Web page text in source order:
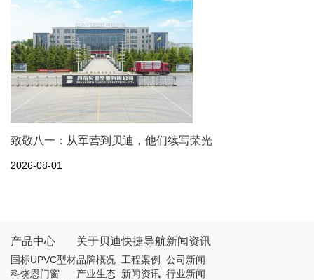
致敬八一：从军营到贝迪，他们续写荣光
2026-08-01
产品中心
国标UPVC型材
科饶恩门窗
关于贝迪
品牌概况
产业生态
快捷导航
工程案例
新闻资讯
新闻资讯
公司新闻
行业新闻